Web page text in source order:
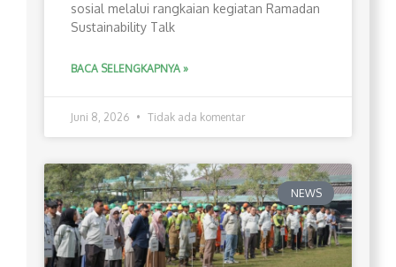
sosial melalui rangkaian kegiatan Ramadan
Sustainability Talk
BACA SELENGKAPNYA »
Juni 8, 2026 Tidak ada komentar
NEWS